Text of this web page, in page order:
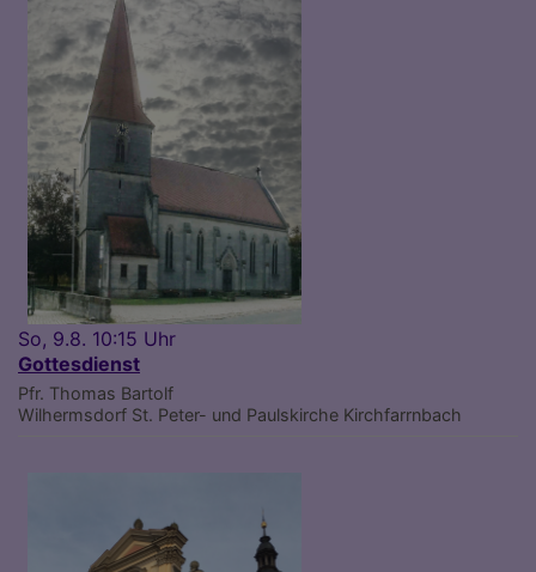
So, 9.8. 10:15 Uhr
Gottesdienst
Pfr. Thomas Bartolf
Wilhermsdorf St. Peter- und Paulskirche Kirchfarrnbach